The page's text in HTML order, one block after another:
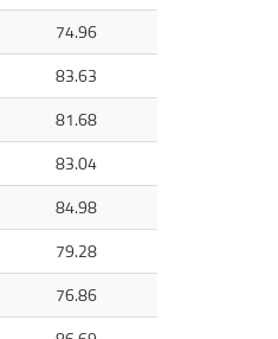
74.96
83.63
81.68
83.04
84.98
79.28
76.86